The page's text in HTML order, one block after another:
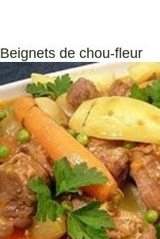
Beignets de chou-fleur